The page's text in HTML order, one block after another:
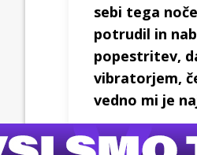
sebi tega
potrudil in
popestritev,
vibratorjem,
vedno mi je